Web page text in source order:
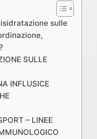
sulle
SULLE
INFLUSICE
– LINEE